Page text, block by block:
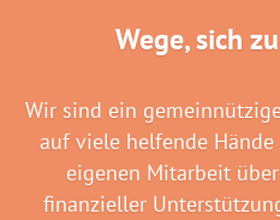
Wege, sich
Wir sind ein
auf viele helfende
eigenen Mitarbeit
finanzieller